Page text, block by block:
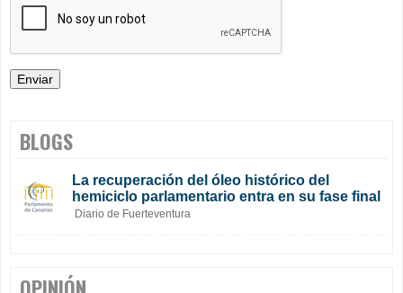
BLOGS
La recuperación del óleo histórico del
hemiciclo parlamentario entra en su fase final
Diario de Fuerteventura